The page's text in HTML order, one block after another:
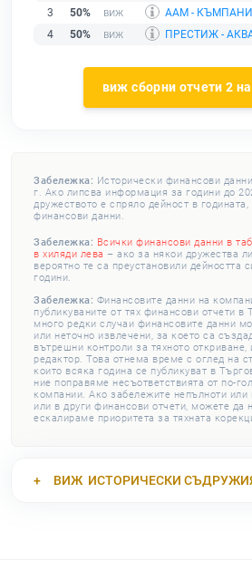
3
50% ААМ - КЪМПАНИ
4
50% ПРЕСТИЖ -
виж сборни отчети 2 на
Забележка: Исторически финансови
г. Ако липсва информация за години до
дружеството е спряло дейност в
финансови данни.
Забележка: Всички финансови данни в
в хиляди лева – ако за някои дружества
вероятно те са преустановили дейността
години.
Забележка: Финансовите данни на
публикуваните от тях финансови отчети в
много редки случаи финансовите данни
или неточно извлечени, за което са
вътрешни контроли за тяхното откриване,
редактор. Това отнема време с оглед на
които всяка година се публикуват в
ние поправяме несъответствията от по-
компании. Ако забележите непълноти или
или в други финансови отчети, можете да
ескалираме приоритета за тяхната
ВИЖ ИСТОРИЧЕСКИ